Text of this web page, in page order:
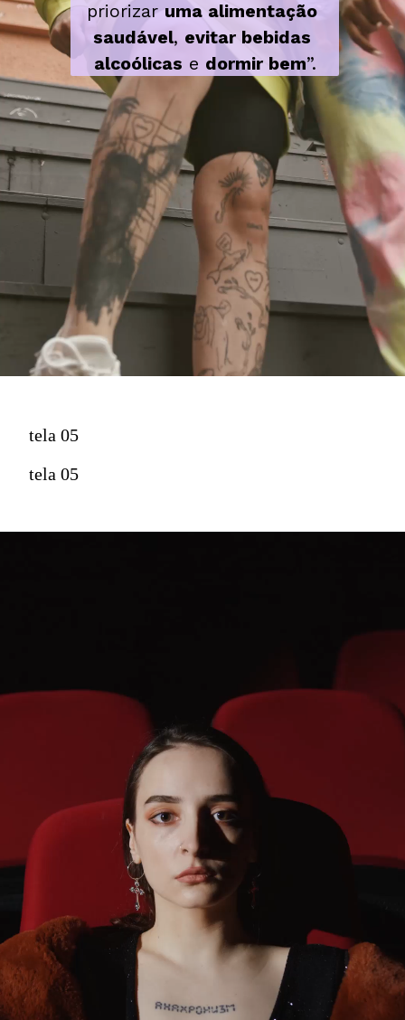
priorizar uma alimentação
saudável, evitar bebidas
alcoólicas e dormir bem”.
tela 05
tela 05